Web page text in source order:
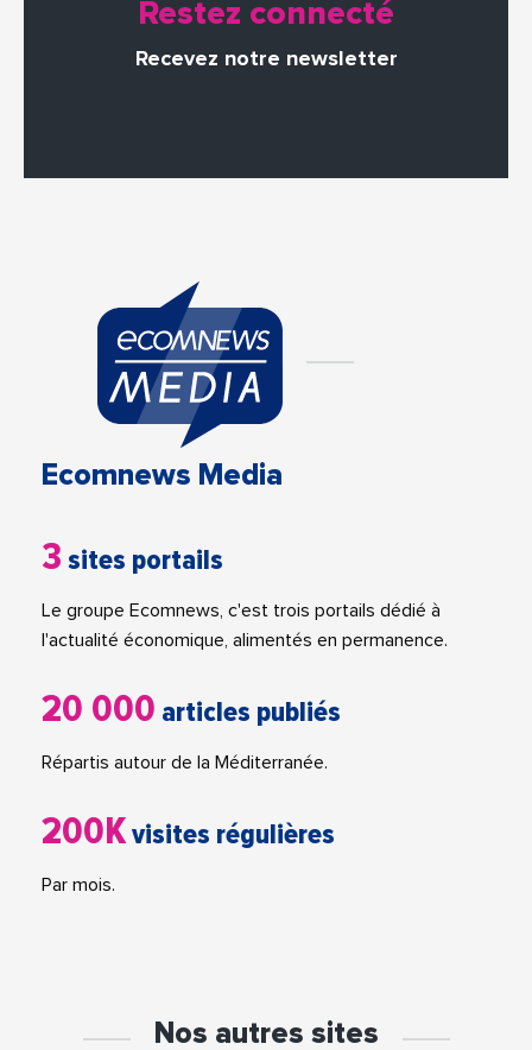
Restez connecté
Recevez notre newsletter
Ecomnews Media
3 sites portails
Le groupe Ecomnews, c'est trois portails dédié à
l'actualité économique, alimentés en permanence.
20 000 articles publiés
Répartis autour de la Méditerranée.
200Kvisites régulières
Par mois.
Nos autres sites